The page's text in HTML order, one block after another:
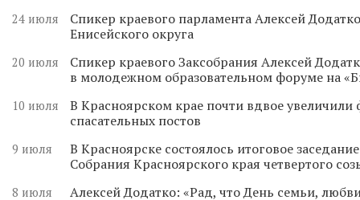
24 июля
Спикер краевого парламента Алексей
Енисейского округа
20 июля
Спикер краевого Заксобрания Алексей
в молодежном образовательном форуме на
10 июля
В Красноярском крае почти вдвое
спасательных постов
9 июля
В Красноярске состоялось итоговое
Собрания Красноярского края четвертого
8 июля
Алексей Додатко: «Рад, что День семьи,